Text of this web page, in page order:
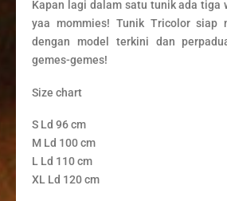
Kapan lagi dalam satu tunik ada tiga
yaa mommies! Tunik Tricolor siap
dengan model terkini dan
gemes-gemes!
Size chart
S Ld 96 cm
M Ld 100 cm
L Ld 110 cm
XL Ld 120 cm